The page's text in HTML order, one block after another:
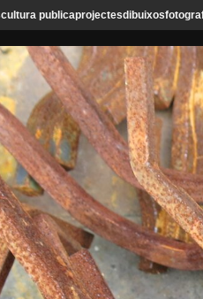
publicaprojectesdibuixos